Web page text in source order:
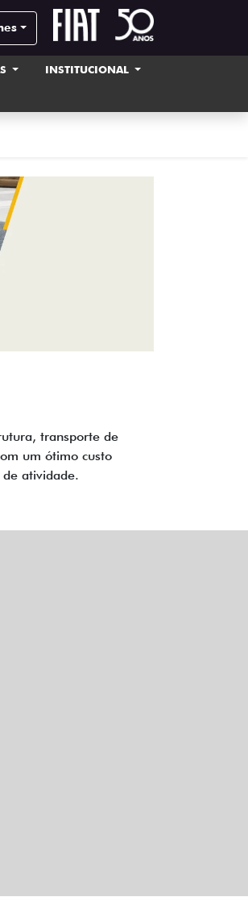
INSTITUCIONAL
transporte de
um ótimo custo
de atividade.